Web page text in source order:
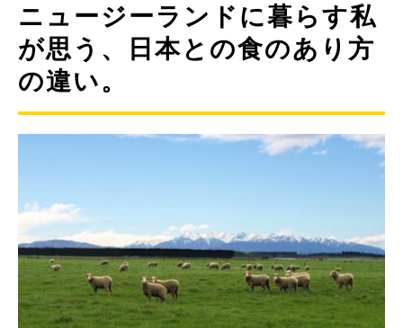
ニュージーランドに暮らす私
が思う、日本との食のあり方
の違い。